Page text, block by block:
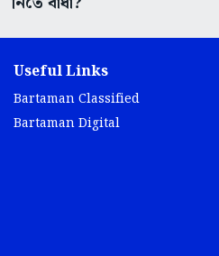
Useful Links
Bartaman Classified
Bartaman Digital